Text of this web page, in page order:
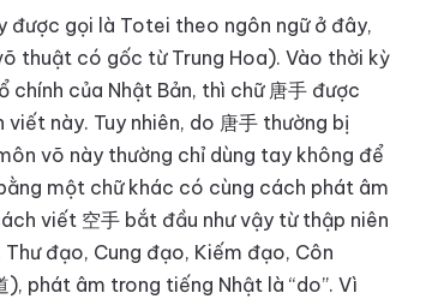
được gọi là Totei theo ngôn ngữ ở đây,
thuật có gốc từ Trung Hoa). Vào thời kỳ
của Nhật Bản, thì chữ 唐手 được
này. Tuy nhiên, do 唐手 thường bị
võ này thường chỉ dùng tay không để
một chữ khác có cùng cách phát âm
viết 空手 bắt đầu như vậy từ thập niên
đạo, Cung đạo, Kiếm đạo, Côn
phát âm trong tiếng Nhật là “do”. Vì